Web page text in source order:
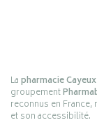
Lapharmacie
groupement
reconnus en
et son accessibilité.